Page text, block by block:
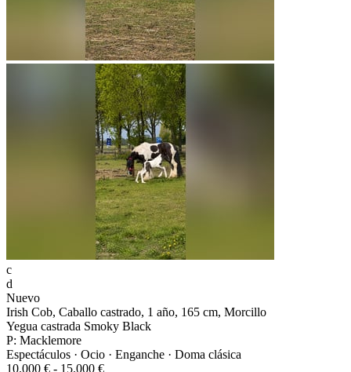
c
d
Nuevo
Irish Cob, Caballo castrado, 1 año, 165 cm, Morcillo
Yegua castrada Smoky Black
P: Macklemore
Espectáculos · Ocio · Enganche · Doma clásica
10.000 € - 15.000 €